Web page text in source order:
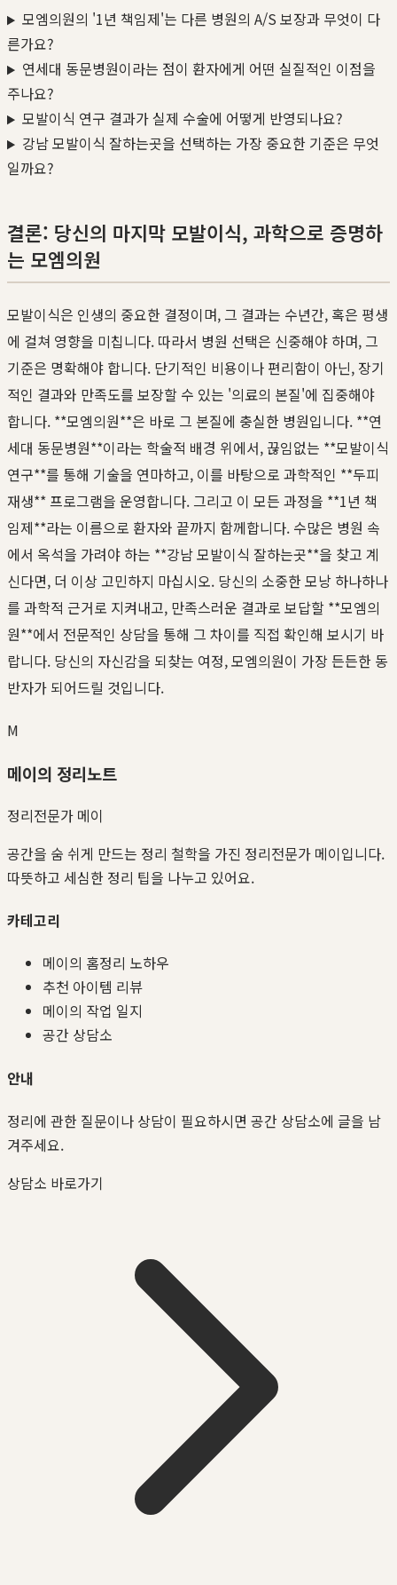
모엠의원의 '1년 책임제'는 다른 병원의 A/S 보장과 무엇이 다
른가요?
연세대 동문병원이라는 점이 환자에게 어떤 실질적인 이점을
주나요?
모발이식 연구 결과가 실제 수술에 어떻게 반영되나요?
강남 모발이식 잘하는곳을 선택하는 가장 중요한 기준은 무엇
일까요?
결론: 당신의 마지막 모발이식, 과학으로 증명하
는 모엠의원
모발이식은 인생의 중요한 결정이며, 그 결과는 수년간, 혹은 평생
에 걸쳐 영향을 미칩니다. 따라서 병원 선택은 신중해야 하며, 그
기준은 명확해야 합니다. 단기적인 비용이나 편리함이 아닌, 장기
적인 결과와 만족도를 보장할 수 있는 '의료의 본질'에 집중해야
합니다. **모엠의원**은 바로 그 본질에 충실한 병원입니다. **연
세대 동문병원**이라는 학술적 배경 위에서, 끊임없는 **모발이식
연구**를 통해 기술을 연마하고, 이를 바탕으로 과학적인 **두피
재생** 프로그램을 운영합니다. 그리고 이 모든 과정을 **1년 책
임제**라는 이름으로 환자와 끝까지 함께합니다. 수많은 병원 속
에서 옥석을 가려야 하는 **강남 모발이식 잘하는곳**을 찾고 계
신다면, 더 이상 고민하지 마십시오. 당신의 소중한 모낭 하나하나
를 과학적 근거로 지켜내고, 만족스러운 결과로 보답할 **모엠의
원**에서 전문적인 상담을 통해 그 차이를 직접 확인해 보시기 바
랍니다. 당신의 자신감을 되찾는 여정, 모엠의원이 가장 든든한 동
반자가 되어드릴 것입니다.
M
메이의 정리노트
정리전문가 메이
공간을 숨 쉬게 만드는 정리 철학을 가진 정리전문가 메이입니다.
따뜻하고 세심한 정리 팁을 나누고 있어요.
카테고리
메이의 홈정리 노하우
추천 아이템 리뷰
메이의 작업 일지
공간 상담소
안내
정리에 관한 질문이나 상담이 필요하시면 공간 상담소에 글을 남
겨주세요.
상담소 바로가기